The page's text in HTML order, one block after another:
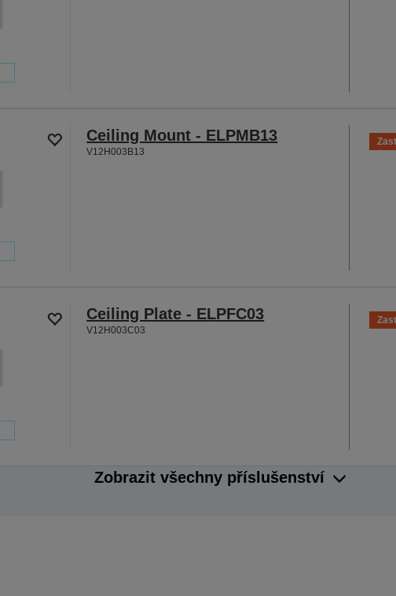
Ceiling Mount - ELPMB13
V12H003B13
Ceiling Plate - ELPFC03
V12H003C03
Zobrazit všechny příslušenství